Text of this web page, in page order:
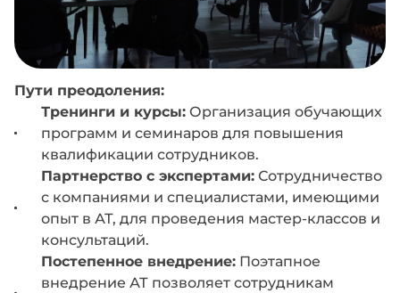
Пути преодоления:
Тренинги и курсы:Организация обучающих
программ и семинаров для повышения
квалификации сотрудников.
Партнерство с экспертами:Сотрудничество
с компаниями и специалистами, имеющими
опыт в АТ, для проведения мастер-классов и
консультаций.
Постепенное внедрение: Поэтапное
внедрение АТ позволяет сотрудникам